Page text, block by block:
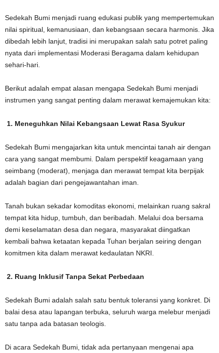
Sedekah Bumi menjadi ruang edukasi publik yang mempertemukan
nilai spiritual, kemanusiaan, dan kebangsaan secara harmonis. Jika
dibedah lebih lanjut, tradisi ini merupakan salah satu potret paling
nyata dari implementasi Moderasi Beragama dalam kehidupan
sehari-hari.
Berikut adalah empat alasan mengapa Sedekah Bumi menjadi
instrumen yang sangat penting dalam merawat kemajemukan kita:
1. Meneguhkan Nilai Kebangsaan Lewat Rasa Syukur
Sedekah Bumi mengajarkan kita untuk mencintai tanah air dengan
cara yang sangat membumi. Dalam perspektif keagamaan yang
seimbang (moderat), menjaga dan merawat tempat kita berpijak
adalah bagian dari pengejawantahan iman.
Tanah bukan sekadar komoditas ekonomi, melainkan ruang sakral
tempat kita hidup, tumbuh, dan beribadah. Melalui doa bersama
demi keselamatan desa dan negara, masyarakat diingatkan
kembali bahwa ketaatan kepada Tuhan berjalan seiring dengan
komitmen kita dalam merawat kedaulatan NKRI.
2. Ruang Inklusif Tanpa Sekat Perbedaan
Sedekah Bumi adalah salah satu bentuk toleransi yang konkret. Di
balai desa atau lapangan terbuka, seluruh warga melebur menjadi
satu tanpa ada batasan teologis.
Di acara Sedekah Bumi, tidak ada pertanyaan mengenai apa